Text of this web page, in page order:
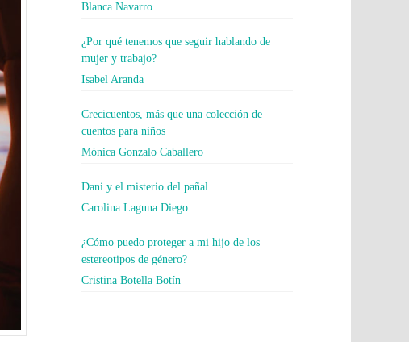
Blanca Navarro
¿Por qué tenemos que seguir hablando de
mujer y trabajo?
Isabel Aranda
Crecicuentos, más que una colección de
cuentos para niños
Mónica Gonzalo Caballero
Dani y el misterio del pañal
Carolina Laguna Diego
¿Cómo puedo proteger a mi hijo de los
estereotipos de género?
Cristina Botella Botín